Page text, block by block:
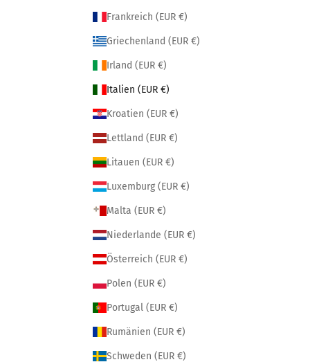
Frankreich (EUR €)
Griechenland (EUR €)
Irland (EUR €)
Italien (EUR €)
Kroatien (EUR €)
Lettland (EUR €)
Litauen (EUR €)
Luxemburg (EUR €)
Malta (EUR €)
Niederlande (EUR €)
Österreich (EUR €)
Polen (EUR €)
Portugal (EUR €)
Rumänien (EUR €)
Schweden (EUR €)